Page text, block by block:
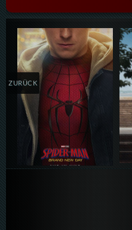
Details,Play
ZURÜCK